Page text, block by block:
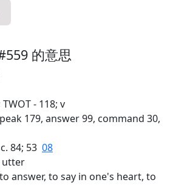
的意思
- 118; v
179, answer 99, command 30,
84; 53 08
utter
answer, to say in one's heart, to